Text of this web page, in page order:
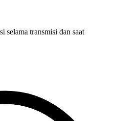
selama transmisi dan saat